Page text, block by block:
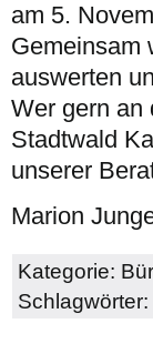
am 5.
Gemeinsam
auswerten
Wer gern an
Stadtwald
unserer
Marion
Kategorie:
Schlagwörter: